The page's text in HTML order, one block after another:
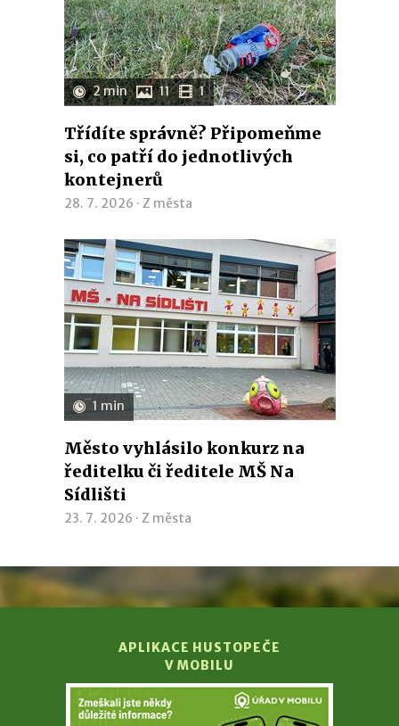
2 min 11 1
Třídíte správně? Připomeňme
si, co patří do jednotlivých
kontejnerů
28. 7. 2026 · Z města
1 min
Město vyhlásilo konkurz na
ředitelku či ředitele MŠ Na
Sídlišti
23. 7. 2026 · Z města
APLIKACE HUSTOPEČE
V MOBILU